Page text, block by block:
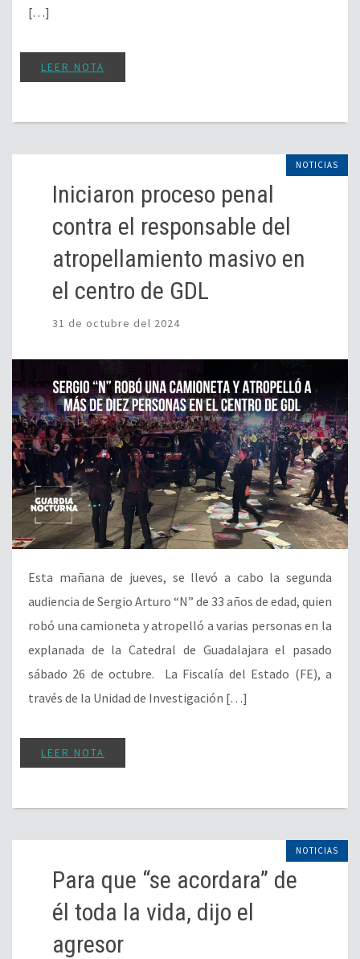
[…]
LEER NOTA
NOTICIAS
Iniciaron proceso penal
contra el responsable del
atropellamiento masivo en
el centro de GDL
31 de octubre del 2024
Esta mañana de jueves, se llevó a cabo la segunda
audiencia de Sergio Arturo “N” de 33 años de edad, quien
robó una camioneta y atropelló a varias personas en la
explanada de la Catedral de Guadalajara el pasado
sábado 26 de octubre. La Fiscalía del Estado (FE), a
través de la Unidad de Investigación […]
LEER NOTA
NOTICIAS
Para que “se acordara” de
él toda la vida, dijo el
agresor